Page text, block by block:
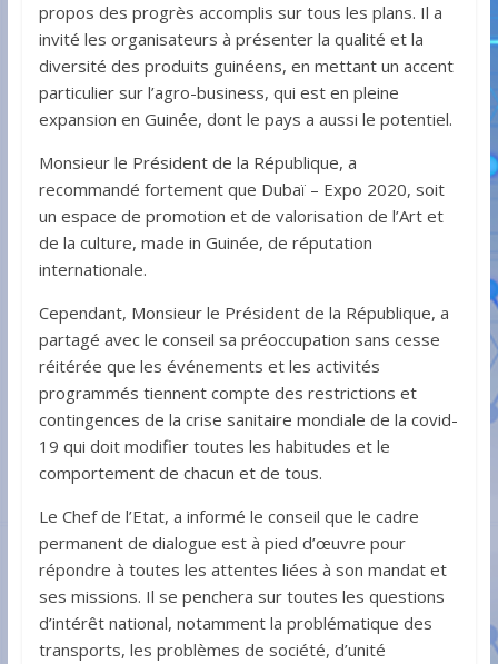
propos des progrès accomplis sur tous les plans. Il a
invité les organisateurs à présenter la qualité et la
diversité des produits guinéens, en mettant un accent
particulier sur l’agro-business, qui est en pleine
expansion en Guinée, dont le pays a aussi le potentiel.
Monsieur le Président de la République, a
recommandé fortement que Dubaï – Expo 2020, soit
un espace de promotion et de valorisation de l’Art et
de la culture, made in Guinée, de réputation
internationale.
Cependant, Monsieur le Président de la République, a
partagé avec le conseil sa préoccupation sans cesse
réitérée que les événements et les activités
programmés tiennent compte des restrictions et
contingences de la crise sanitaire mondiale de la covid-
19 qui doit modifier toutes les habitudes et le
comportement de chacun et de tous.
Le Chef de l’Etat, a informé le conseil que le cadre
permanent de dialogue est à pied d’œuvre pour
répondre à toutes les attentes liées à son mandat et
ses missions. Il se penchera sur toutes les questions
d’intérêt national, notamment la problématique des
transports, les problèmes de société, d’unité